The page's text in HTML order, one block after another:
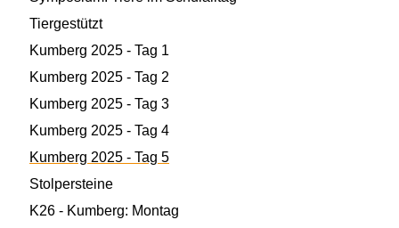
Tiergestützt
Kumberg 2025 - Tag 1
Kumberg 2025 - Tag 2
Kumberg 2025 - Tag 3
Kumberg 2025 - Tag 4
Kumberg 2025 - Tag 5
Stolpersteine
K26 - Kumberg: Montag